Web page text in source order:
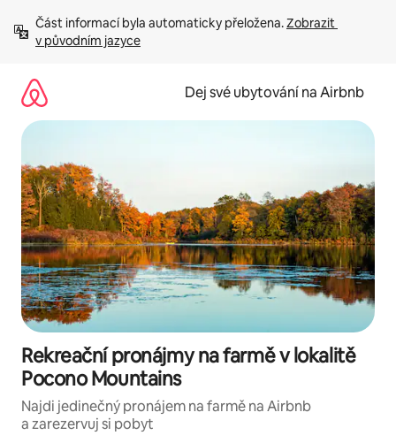
obsah
Část informací byla automaticky přeložena. Zobrazit
v původním jazyce
Dej své ubytování na Airbnb
Rekreační pronájmy na farmě v lokalitě
Pocono Mountains
Najdi jedinečný pronájem na farmě na Airbnb
a zarezervuj si pobyt